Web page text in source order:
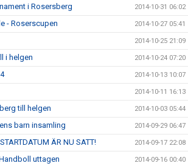
i Rosersberg 2014-10-31 06:02
- Roserscupen 2014-10-27 05:41
2014-10-25 21:09
i helgen 2014-10-24 07:20
2014-10-13 10:07
2014-10-11 16:13
till helgen 2014-10-03 05:44
barn insamling 2014-09-29 06:47
ÄR NU SATT! 2014-09-17 22:08
uttagen 2014-09-16 00:40